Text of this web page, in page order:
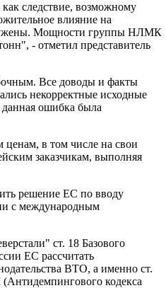
следствие, возможному
влияние на
Мощности группы НЛМК
- отметил представитель
Все доводы и факты
некорректные исходные
ошибка была
в том числе на свои
заказчикам, выполняя
решение ЕС по вводу
с международным
ст. 18 Базового
ЕС рассчитать
ВТО, а именно ст.
кодекса